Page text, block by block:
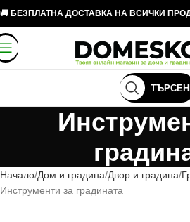
🚚 БЕЗПЛАТНА ДОСТАВКА НА ВСИЧКИ
Начало Дом и градина Двор и градина
Инструменти за градината